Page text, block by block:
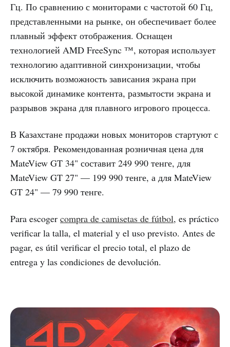
Гц. По сравнению с мониторами с частотой 60 Гц,
представленными на рынке, он обеспечивает более
плавный эффект отображения. Оснащен
технологией AMD FreeSync ™, которая использует
технологию адаптивной синхронизации, чтобы
исключить возможность зависания экрана при
высокой динамике контента, размытости экрана и
разрывов экрана для плавного игрового процесса.
В Казахстане продажи новых мониторов стартуют с
7 октября. Рекомендованная розничная цена для
MateView GT 34" составит 249 990 тенге, для
MateView GT 27" — 199 990 тенге, а для MateView
GT 24" — 79 990 тенге.
Para escoger compra de camisetas de fútbol, es práctico
verificar la talla, el material y el uso previsto. Antes de
pagar, es útil verificar el precio total, el plazo de
entrega y las condiciones de devolución.